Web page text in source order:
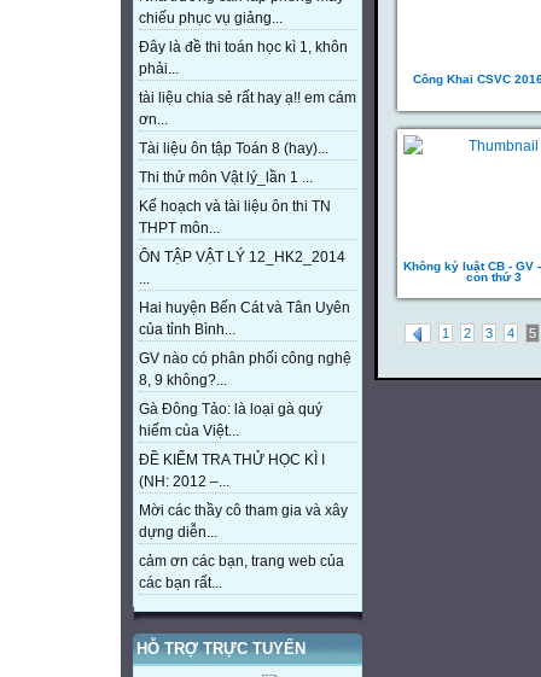
chiếu phục vụ giảng...
Đây là đề thi toán học kì 1, khôn
phải...
tài liệu chia sẻ rất hay ạ!! em cám
ơn...
Tài liệu ôn tập Toán 8 (hay)...
Thi thử môn Vật lý_lần 1 ...
Kế hoạch và tài liệu ôn thi TN
THPT môn...
ÔN TẬP VẬT LÝ 12_HK2_2014
...
Hai huyện Bến Cát và Tân Uyên
của tỉnh Bình...
GV nào có phân phối công nghệ
8, 9 không?...
Gà Đông Tảo: là loại gà quý
hiếm của Việt...
ĐỀ KIỂM TRA THỬ HỌC KÌ I
(NH: 2012 –...
Mời các thầy cô tham gia và xây
dựng diễn...
cảm ơn các bạn, trang web của
các bạn rất...
HỖ TRỢ TRỰC TUYẾN
Công Khai CSVC
Không kỷ luật CB - GV
con thứ 3
1 2 3 4 5